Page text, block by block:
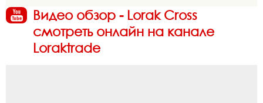
Видео обзор - Lorak Cross
смотреть онлайн на канале
Loraktrade